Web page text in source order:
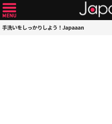
手洗いをしっかりしよう！Japaaan